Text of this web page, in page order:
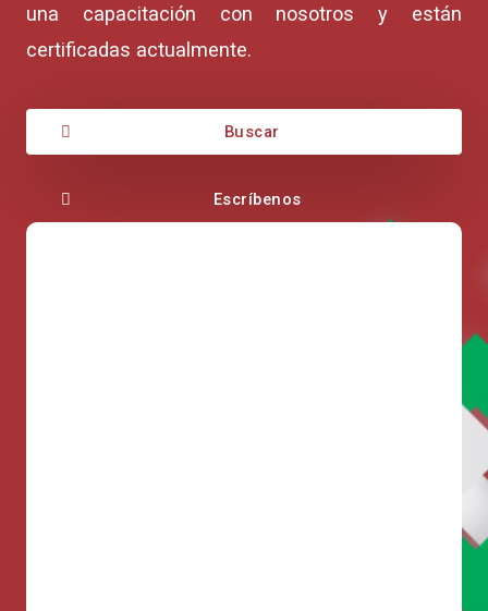
una capacitación con nosotros y están
certificadas actualmente.
Buscar
Escríbenos